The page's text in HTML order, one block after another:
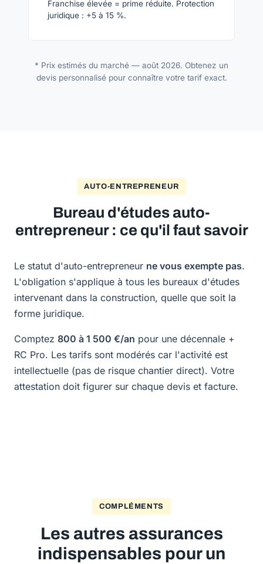
Franchise élevée = prime réduite. Protection
juridique : +5 à 15 %.
* Prix estimés du marché — août 2026. Obtenez un
devis personnalisé pour connaître votre tarif exact.
AUTO-ENTREPRENEUR
Bureau d'études auto-
entrepreneur : ce qu'il faut savoir
Le statut d'auto-entrepreneur ne vous exempte pas.
L'obligation s'applique à tous les bureaux d'études
intervenant dans la construction, quelle que soit la
forme juridique.
Comptez 800 à 1 500 €/an pour une décennale +
RC Pro. Les tarifs sont modérés car l'activité est
intellectuelle (pas de risque chantier direct). Votre
attestation doit figurer sur chaque devis et facture.
COMPLÉMENTS
Les autres assurances
indispensables pour un